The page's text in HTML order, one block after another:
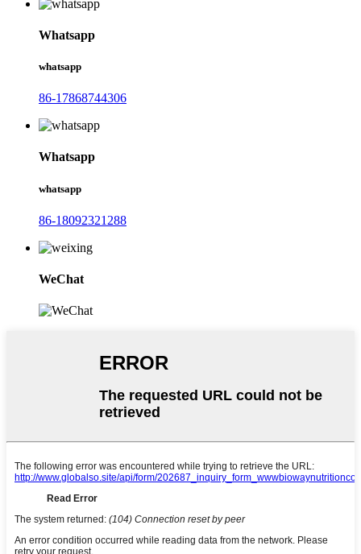
Whatsapp
whatsapp
86-17868744306
Whatsapp
whatsapp
86-18092321288
WeChat